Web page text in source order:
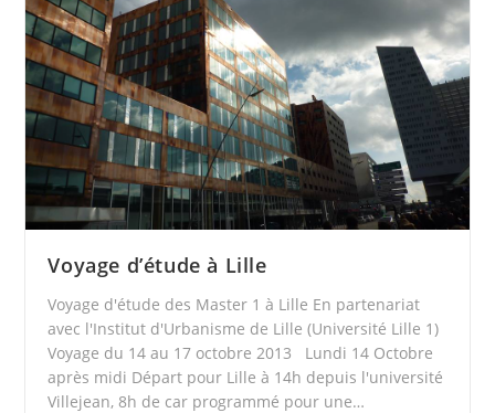
Voyage d’étude à Lille
Voyage d'étude des Master 1 à Lille En partenariat
avec l'Institut d'Urbanisme de Lille (Université Lille 1)
Voyage du 14 au 17 octobre 2013 Lundi 14 Octobre
après midi Départ pour Lille à 14h depuis l'université
Villejean, 8h de car programmé pour une…